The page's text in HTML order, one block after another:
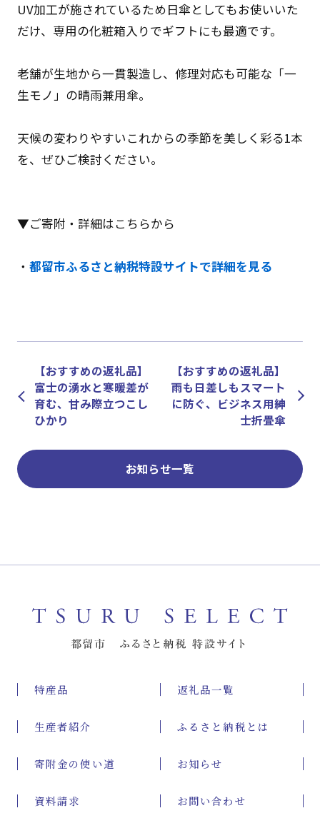
UV加工が施されているため日傘としてもお使いいた
だけ、専用の化粧箱入りでギフトにも最適です。
老舗が生地から一貫製造し、修理対応も可能な「一
生モノ」の晴雨兼用傘。
天候の変わりやすいこれからの季節を美しく彩る1本
を、ぜひご検討ください。
▼ご寄附・詳細はこちらから
・ 都留市ふるさと納税特設サイトで詳細を見る
【おすすめの返礼品】
富士の湧水と寒暖差が
育む、甘み際立つこし
ひかり
お知らせ一覧
【おすすめの返礼品】
雨も日差しもスマート
に防ぐ、ビジネス用紳
士折畳傘
特産品 返礼品一覧
生産者紹介 ふるさと納税とは
寄附金の使い道 お知らせ
資料請求 お問い合わせ